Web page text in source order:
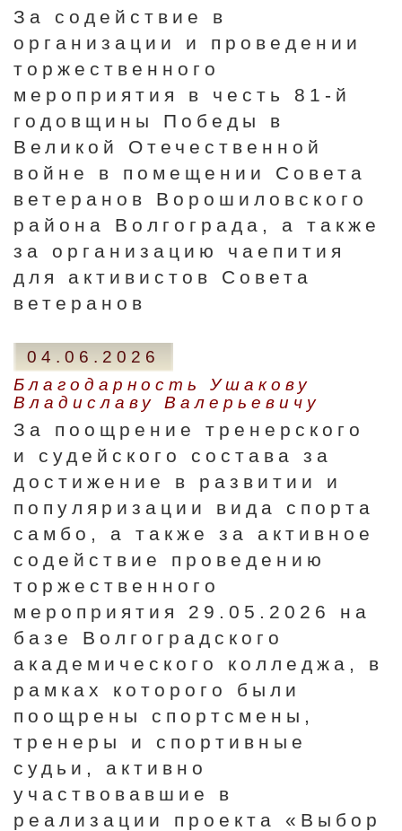
За содействие в
организации и проведении
торжественного
мероприятия в честь 81-й
годовщины Победы в
Великой Отечественной
войне в помещении Совета
ветеранов Ворошиловского
района Волгограда, а также
за организацию чаепития
для активистов Совета
ветеранов
04.06.2026
Благодарность Ушакову
Владиславу Валерьевичу
За поощрение тренерского
и судейского состава за
достижение в развитии и
популяризации вида спорта
самбо, а также за активное
содействие проведению
торжественного
мероприятия 29.05.2026 на
базе Волгоградского
академического колледжа, в
рамках которого были
поощрены спортсмены,
тренеры и спортивные
судьи, активно
участвовавшие в
реализации проекта «Выбор